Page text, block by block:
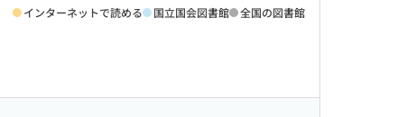
インターネットで読める 国立国会図書館 全国の図書館